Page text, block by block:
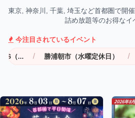
東京, 神奈川, 千葉, 埼玉など首都圏で開
詰め放題等のお得なイ
今注目されているイベント
勝浦朝市（水曜定休日） / 第35回 四街